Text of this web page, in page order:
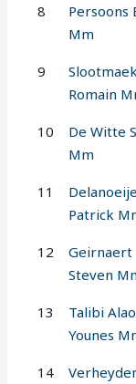
8
Persoons
Mm
9
Romain
10
De Witte
Mm
11
Delanoeije
Patrick
12
Geirnaert
Steven
13
Talibi
Younes
14